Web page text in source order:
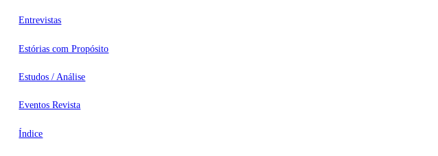
Entrevistas
Estórias com Propósito
Estudos / Análise
Eventos Revista
Índice